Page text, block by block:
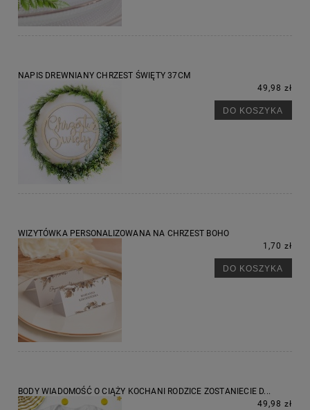
NAPIS DREWNIANY CHRZEST ŚWIĘTY 37CM
49,98 zł
DO KOSZYKA
WIZYTÓWKA PERSONALIZOWANA NA CHRZEST BOHO
1,70 zł
DO KOSZYKA
BODY WIADOMOŚĆ O CIĄŻY KOCHANI RODZICE ZOSTANIECIE D...
49,98 zł